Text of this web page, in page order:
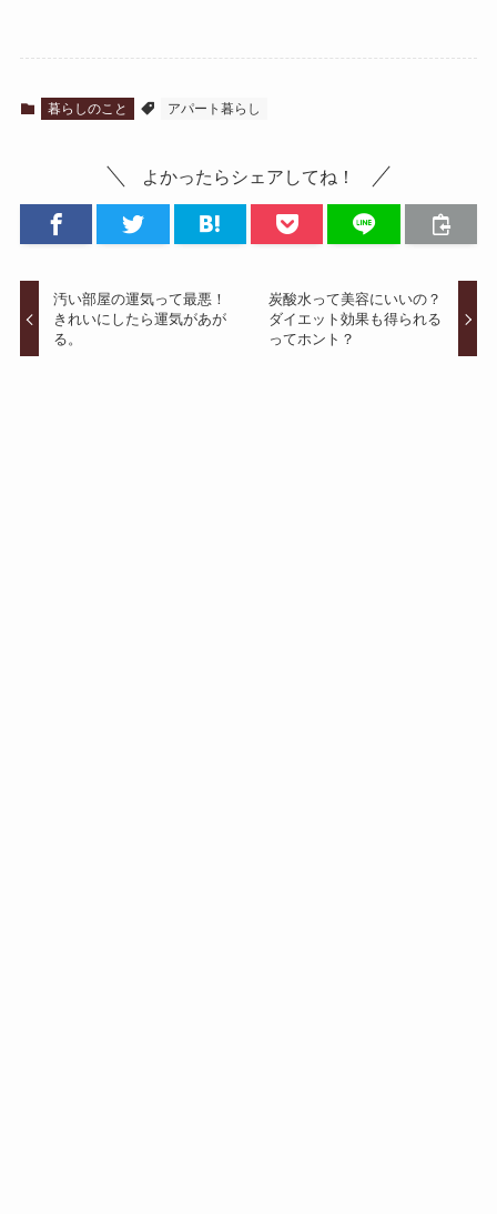
暮らしのこと アパート暮らし
よかったらシェアしてね！
汚い部屋の運気って最悪！
きれいにしたら運気があが
る。
炭酸水って美容にいいの？
ダイエット効果も得られる
ってホント？